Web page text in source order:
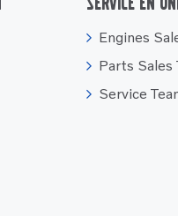
Service en
Engines
Parts Sales
Service